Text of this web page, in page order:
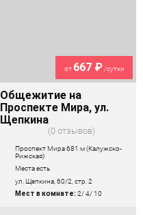
от 667 ₽/сутки
Общежитие на
Проспекте Мира, ул.
Щепкина
0 отзывов
Проспект Мира 681 м (Калужско-
Рижская)
Места есть
ул. Щепкина, 60/2, стр. 2
Мест в комнате: 2/ 4/ 10